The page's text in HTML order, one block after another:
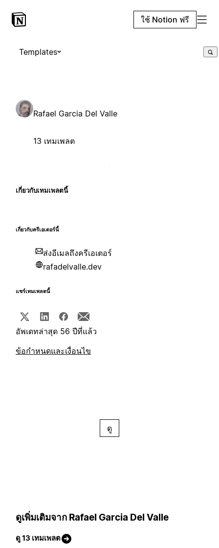
ใช้ Notion ฟรี
Templates
Rafael Garcia Del Valle
13 เทมเพลต
เกี่ยวกับเทมเพลตนี้
เกี่ยวกับครีเอเตอร์นี้
ส่งอีเมลถึงครีเอเตอร์
rafadelvalle.dev
แชร์เทมเพลตนี้
อัพเดทล่าสุด 56 ปีที่แล้ว
ข้อกำหนดและเงื่อนไข
ดู
ดูเพิ่มเติมจาก Rafael Garcia Del Valle
ดู 13 เทมเพลต